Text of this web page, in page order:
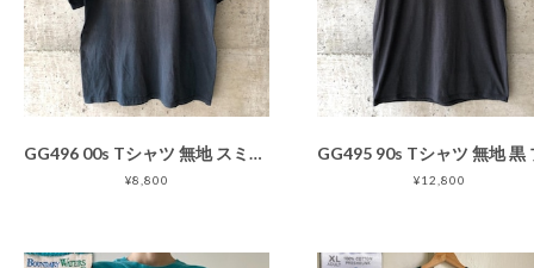
GG496 00s Tシャツ 無地 スミ黒 ブランク サンフェード XL
¥8,800 ¥12,800